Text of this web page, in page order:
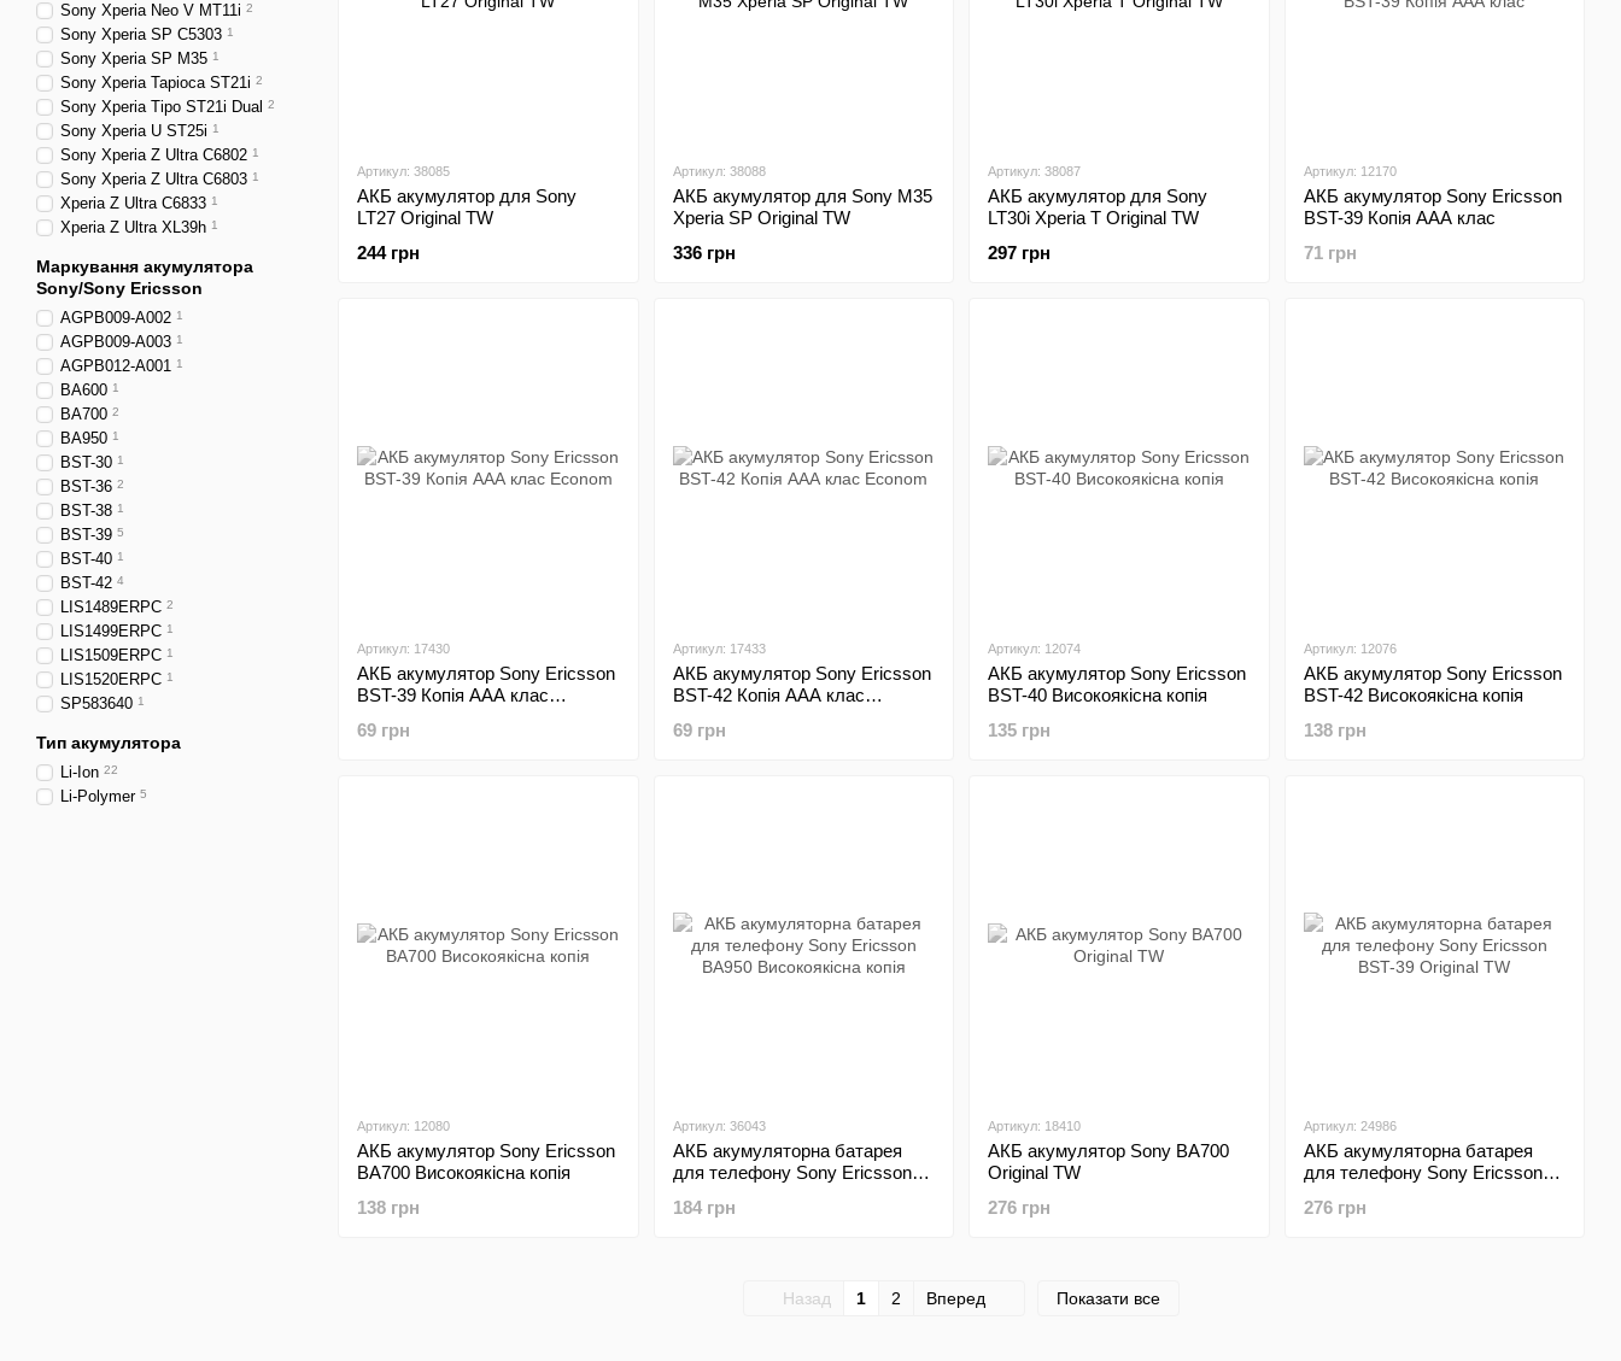
Артикул: 38085
АКБ акумулятор для Sony
LT27 Original TW
244 грн
Артикул: 38088
АКБ акумулятор для Sony M35
Xperia SP Original TW
336 грн
Артикул: 38087
АКБ акумулятор для Sony
LT30i Xperia T Original TW
297 грн
Артикул: 12170
АКБ акумулятор Sony Ericsson
BST-39 Копія ААА клас
71 грн
Артикул: 17430
АКБ акумулятор Sony Ericsson
BST-39 Копія ААА клас
69 грн
Артикул: 17433
АКБ акумулятор Sony Ericsson
BST-42 Копія ААА клас
69 грн
Артикул: 12074
АКБ акумулятор Sony Ericsson
BST-40 Високоякісна копія
135 грн
Артикул: 12076
АКБ акумулятор Sony Ericsson
BST-42 Високоякісна копія
138 грн
Артикул: 12080
АКБ акумулятор Sony Ericsson
BA700 Високоякісна копія
138 грн
Артикул: 36043
АКБ акумуляторна батарея
для телефону Sony Ericsson
184 грн
Артикул: 18410
АКБ акумулятор Sony BA700
Original TW
276 грн
Артикул: 24986
АКБ акумуляторна батарея
для телефону Sony Ericsson
276 грн
Назад 1 2 Вперед Показати все
Sony Xperia Neo V MT11i 2
Sony Xperia SP C5303 1
Sony Xperia SP M35 1
Sony Xperia Tapioca ST21i 2
Sony Xperia Tipo ST21i Dual 2
Sony Xperia U ST25i 1
Sony Xperia Z Ultra C6802 1
Sony Xperia Z Ultra C6803 1
Xperia Z Ultra C6833 1
Xperia Z Ultra XL39h 1
Маркування акумулятора
Sony/Sony Ericsson
AGPB009-A002 1
AGPB009-A003 1
AGPB012-A001 1
BA600 1
BA700 2
BA950 1
BST-30 1
BST-36 2
BST-38 1
BST-39 5
BST-40 1
BST-42 4
LIS1489ERPC 2
LIS1499ERPC 1
LIS1509ERPC 1
LIS1520ERPC 1
SP583640 1
Тип акумулятора
Li-Ion 22
Li-Polymer 5